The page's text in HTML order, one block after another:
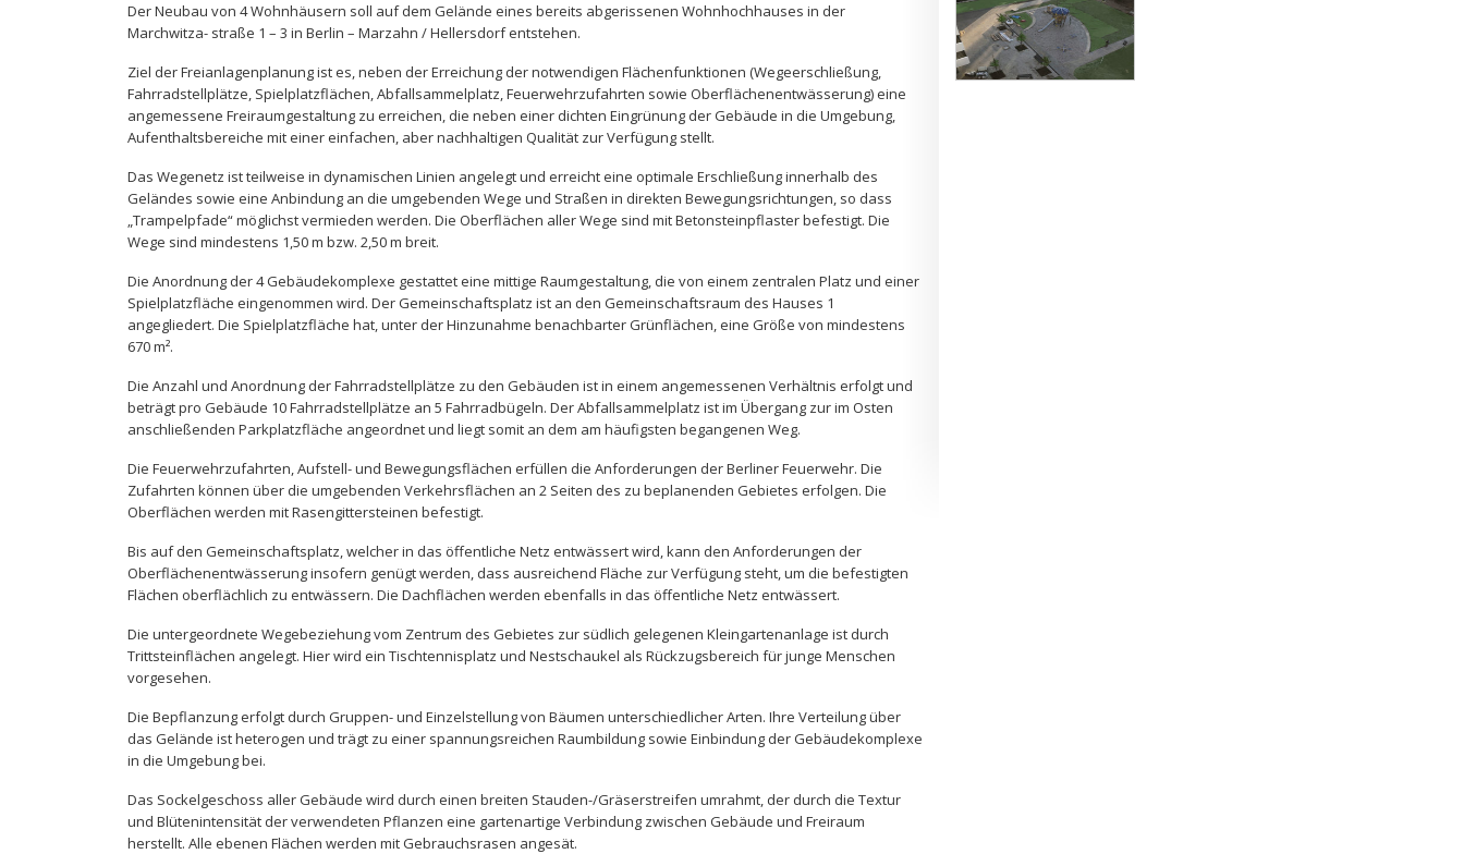
Der Neubau von 4 Wohnhäusern soll auf dem Gelände eines bereits abgerissenen Wohnhochhauses in der
Marchwitza- straße 1 – 3 in Berlin – Marzahn / Hellersdorf entstehen.
Ziel der Freianlagenplanung ist es, neben der Erreichung der notwendigen Flächenfunktionen (Wegeerschließung,
Fahrradstellplätze, Spielplatzflächen, Abfallsammelplatz, Feuerwehrzufahrten sowie Oberflächenentwässerung) eine
angemessene Freiraumgestaltung zu erreichen, die neben einer dichten Eingrünung der Gebäude in die Umgebung,
Aufenthaltsbereiche mit einer einfachen, aber nachhaltigen Qualität zur Verfügung stellt.
Das Wegenetz ist teilweise in dynamischen Linien angelegt und erreicht eine optimale Erschließung innerhalb des
Geländes sowie eine Anbindung an die umgebenden Wege und Straßen in direkten Bewegungsrichtungen, so dass
„Trampelpfade“ möglichst vermieden werden. Die Oberflächen aller Wege sind mit Betonsteinpflaster befestigt. Die
Wege sind mindestens 1,50 m bzw. 2,50 m breit.
Die Anordnung der 4 Gebäudekomplexe gestattet eine mittige Raumgestaltung, die von einem zentralen Platz und einer
Spielplatzfläche eingenommen wird. Der Gemeinschaftsplatz ist an den Gemeinschaftsraum des Hauses 1
angegliedert. Die Spielplatzfläche hat, unter der Hinzunahme benachbarter Grünflächen, eine Größe von mindestens
670 m².
Die Anzahl und Anordnung der Fahrradstellplätze zu den Gebäuden ist in einem angemessenen Verhältnis erfolgt und
beträgt pro Gebäude 10 Fahrradstellplätze an 5 Fahrradbügeln. Der Abfallsammelplatz ist im Übergang zur im Osten
anschließenden Parkplatzfläche angeordnet und liegt somit an dem am häufigsten begangenen Weg.
Die Feuerwehrzufahrten, Aufstell- und Bewegungsflächen erfüllen die Anforderungen der Berliner Feuerwehr. Die
Zufahrten können über die umgebenden Verkehrsflächen an 2 Seiten des zu beplanenden Gebietes erfolgen. Die
Oberflächen werden mit Rasengittersteinen befestigt.
Bis auf den Gemeinschaftsplatz, welcher in das öffentliche Netz entwässert wird, kann den Anforderungen der
Oberflächenentwässerung insofern genügt werden, dass ausreichend Fläche zur Verfügung steht, um die befestigten
Flächen oberflächlich zu entwässern. Die Dachflächen werden ebenfalls in das öffentliche Netz entwässert.
Die untergeordnete Wegebeziehung vom Zentrum des Gebietes zur südlich gelegenen Kleingartenanlage ist durch
Trittsteinflächen angelegt. Hier wird ein Tischtennisplatz und Nestschaukel als Rückzugsbereich für junge Menschen
vorgesehen.
Die Bepflanzung erfolgt durch Gruppen- und Einzelstellung von Bäumen unterschiedlicher Arten. Ihre Verteilung über
das Gelände ist heterogen und trägt zu einer spannungsreichen Raumbildung sowie Einbindung der Gebäudekomplexe
in die Umgebung bei.
Das Sockelgeschoss aller Gebäude wird durch einen breiten Stauden-/Gräserstreifen umrahmt, der durch die Textur
und Blütenintensität der verwendeten Pflanzen eine gartenartige Verbindung zwischen Gebäude und Freiraum
herstellt. Alle ebenen Flächen werden mit Gebrauchsrasen angesät.